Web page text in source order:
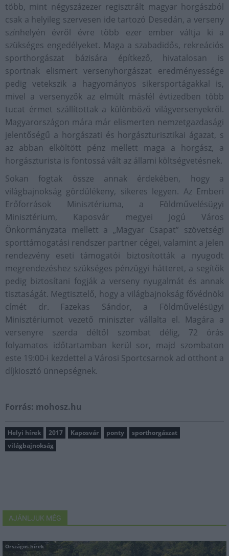
több, mint négyszázezer regisztrált magyar horgászból
csak a helyileg szervesen ide tartozó Desedán, a verseny
színhelyén évről évre több ezer ember váltja ki a
szükséges engedélyeket. Maga a szabadidős, rekreációs
sporthorgászat bázisára építkező, hivatalosan is
sportnak elismert versenyhorgászat eredményessége
pedig vetekszik a hagyományos sikersportágakkal is,
mivel a versenyzők az elmúlt másfél évtizedben több
tucat érmet szállítottak a különböző világversenyekről.
Magyarországon mára már elismerten nemzetgazdasági
jelentőségű a horgászati és horgászturisztikai ágazat, s
az abban elköltött pénz mellett maga a horgász, a
horgászturista is fontossá vált az állami költségvetésnek.
Sokan fogtak össze annak érdekében, hogy a
világbajnokság gördülékeny, sikeres legyen. Az Emberi
Erőforrások Minisztériuma, a Földművelésügyi
Minisztérium, Kaposvár megyei Jogú Város
Önkormányzata mellett a „Magyar Csapat” szövetségi
sporttámogatási rendszer partner cégei, valamint a jelen
rendezvény eseti támogatói biztosították a nyugodt
megrendezéshez szükséges pénzügyi hátteret, a segítők
pedig biztosítani fogják a verseny nyugalmát és annak
tisztaságát. Megtisztelő, hogy a világbajnokság fővédnöki
címét dr. Fazekas Sándor, a Földművelésügyi
Minisztériumot vezető miniszter vállalta el. Magára a
versenyre szerda déltől szombat délig, 72 órás
folyamatos időtartamban kerül sor, majd szombaton
este 19:00-i kezdettel a Városi Sportcsarnok ad otthont a
díjkiosztó ünnepségnek.
Forrás: mohosz.hu
Helyi hírek 2017 Kaposvár ponty
sporthorgászat
világbajnokság
AJÁNLJUK MÉG
Országos hírek